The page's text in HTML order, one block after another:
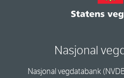
Nasjonal
Nasjonal vegdatabank